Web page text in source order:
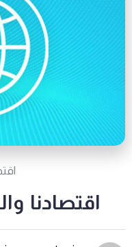
اقتصادنا